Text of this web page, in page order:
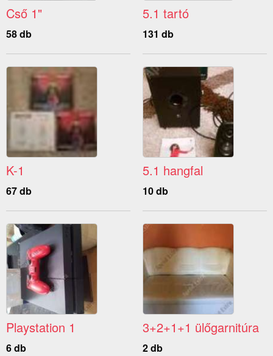
Cső 1"
58 db
5.1 tartó
131 db
K-1
67 db
5.1 hangfal
10 db
Playstation 1
6 db
3+2+1+1 ülőgarnitúra
2 db